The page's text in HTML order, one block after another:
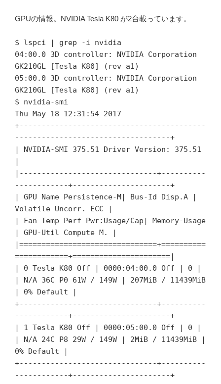
GPUの情報。NVIDIA Tesla K80 が2台載っています。
$ lspci | grep -i nvidia
04:00.0 3D controller: NVIDIA Corporation
GK210GL [Tesla K80] (rev a1)
05:00.0 3D controller: NVIDIA Corporation
GK210GL [Tesla K80] (rev a1)
$ nvidia-smi
Thu May 18 12:31:54 2017
+------------------------------------------
-----------------------------------+
| NVIDIA-SMI 375.51 Driver Version: 375.51
|
|-------------------------------+----------
------------+----------------------+
| GPU Name Persistence-M| Bus-Id Disp.A |
Volatile Uncorr. ECC |
| Fan Temp Perf Pwr:Usage/Cap| Memory-Usage
| GPU-Util Compute M. |
|===============================+==========
============+======================|
| 0 Tesla K80 Off | 0000:04:00.0 Off | 0 |
| N/A 36C P0 61W / 149W | 207MiB / 11439MiB
| 0% Default |
+-------------------------------+----------
------------+----------------------+
| 1 Tesla K80 Off | 0000:05:00.0 Off | 0 |
| N/A 24C P8 29W / 149W | 2MiB / 11439MiB |
0% Default |
+-------------------------------+----------
------------+----------------------+